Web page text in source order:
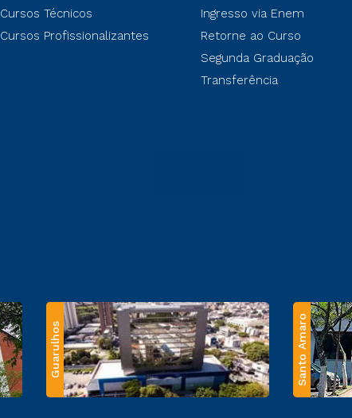
Cursos Técnicos
Cursos Profissionalizantes
Ingresso via Enem
Retorne ao Curso
Segunda Graduação
Transferência
Guarulhos Santo Amaro